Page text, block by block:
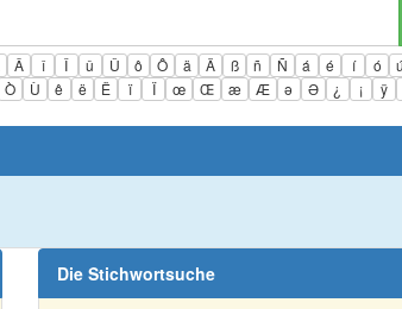
Â î Î û Û ô Ô ä Ä ß ñ Ñ á é í ó ú
Ò Ù ê ë Ë ï Ï œ Œ æ Æ ə Ə ¿ ¡ ÿ
Die Stichwortsuche